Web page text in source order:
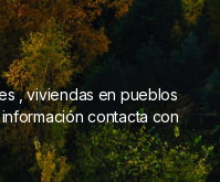
, viviendas en pueblos
contacta con